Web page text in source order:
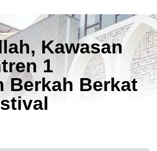
Kawasan
1
Berkah Berkat